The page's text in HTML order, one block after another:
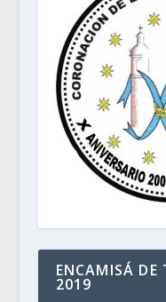
ENCAMISÁ DE
2019